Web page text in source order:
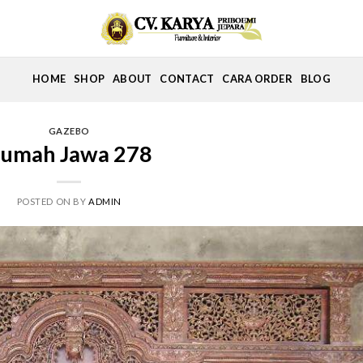
HOME SHOP ABOUT CONTACT CARA ORDER BLOG
GAZEBO
Jawa 278
POSTED ON BY ADMIN